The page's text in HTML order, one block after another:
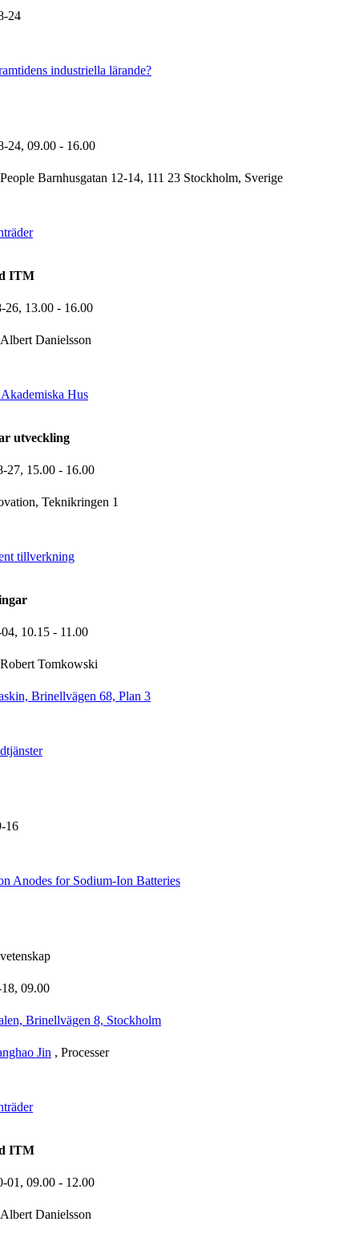
24
industriella lärande?
24, 09.00 - 16.00
Barnhusgatan 12-14, 111 23 Stockholm, Sverige
ITM
26, 13.00 - 16.00
Danielsson
Hus
utveckling
27, 15.00 - 16.00
Teknikringen 1
tillverkning
10.15 - 11.00
Robert Tomkowski
Brinellvägen 68, Plan 3
16
Anodes for Sodium-Ion Batteries
09.00
Brinellvägen 8, Stockholm
Jin , Processer
ITM
01, 09.00 - 12.00
Danielsson